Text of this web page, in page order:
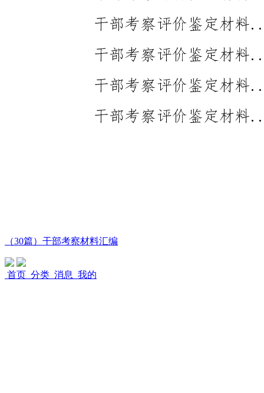
（30篇）干部考察材料汇编
首页 分类 消息 我的